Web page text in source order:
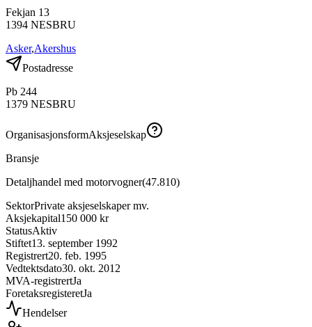
Fekjan 13
1394 NESBRU
Asker,Akershus
Postadresse
Pb 244
1379 NESBRU
OrganisasjonsformAksjeselskap
Bransje
Detaljhandel med motorvogner(47.810)
SektorPrivate aksjeselskaper mv.
Aksjekapital150 000 kr
StatusAktiv
Stiftet13. september 1992
Registrert20. feb. 1995
Vedtektsdato30. okt. 2012
MVA-registrertJa
ForetaksregisteretJa
Hendelser